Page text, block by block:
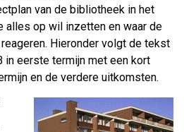
van de bibliotheek in het
alles op wil inzetten en waar de
Hieronder volgt de tekst
in eerste termijn met een kort
en de verdere uitkomsten.